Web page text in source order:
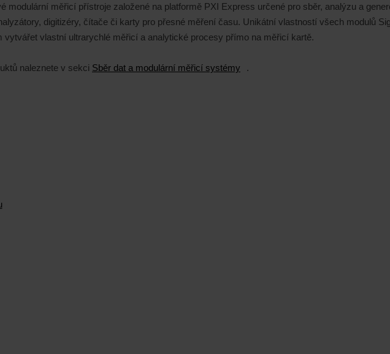
modulární měřicí přístroje založené na platformě PXI Express určené pro sběr, analýzu a
digitizéry, čítače či karty pro přesné měření času. Unikátní vlastností všech modulů
vlastní ultrarychlé měřicí a analytické procesy přímo na měřicí kartě.
naleznete v sekci Sběr dat a modulární měřicí systémy .